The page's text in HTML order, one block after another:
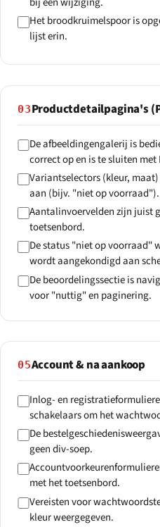
Het broodkruimelspoor is
lijst erin.
03Productdetailpagina's
De afbeeldingengalerij is
correct op en is te sluiten met
Variantselectors (kleur,
aan (bijv. "niet op voorraad").
Aantalinvoervelden zijn juist
toetsenbord.
De status "niet op voorraad"
wordt aangekondigd aan
De beoordelingssectie is
voor "nuttig" en paginering.
05Account & na aankoop
Inlog- en
schakelaars om het
De
geen div-soep.
met het toetsenbord.
Vereisten voor
kleur weergegeven.